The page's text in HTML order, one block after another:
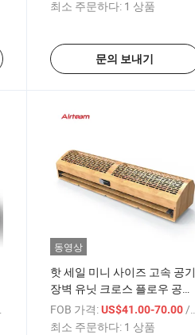
최소 주문하다: 1 상품
문의 보내기
동영상
핫 세일 미니 사이즈 고속 공기
장벽 유닛 크로스 플로우 공기
커튼
FOB 가격: US$41.00-70.00 / 상품
최소 주문하다: 1 상품